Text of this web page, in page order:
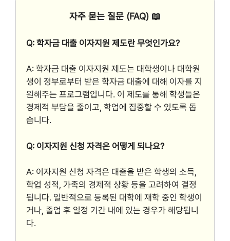
자주 묻는 질문 (FAQ) 📖
Q: 학자금 대출 이자지원 제도란 무엇인가요?
A: 학자금 대출 이자지원 제도는 대학생이나 대학원
생이 정부로부터 받은 학자금 대출에 대해 이자를 지
원해주는 프로그램입니다. 이 제도를 통해 학생들은
경제적 부담을 줄이고, 학업에 집중할 수 있도록 돕
습니다.
Q: 이자지원 신청 자격은 어떻게 되나요?
A: 이자지원 신청 자격은 대출을 받은 학생의 소득,
학업 성적, 가족의 경제적 상황 등을 고려하여 결정
됩니다. 일반적으로 등록된 대학에 재학 중인 학생이
거나, 졸업 후 일정 기간 내에 있는 경우가 해당됩니
다.